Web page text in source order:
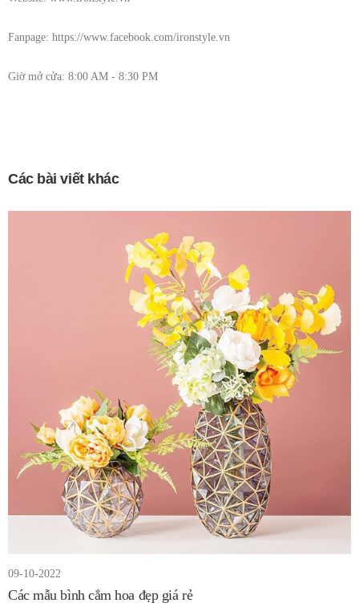
Fanpage: https://www.facebook.com/ironstyle.vn
Giờ mở cửa: 8:00 AM - 8:30 PM
Các bài viết khác
09-10-2022
Các mẫu bình cắm hoa đẹp giá rẻ